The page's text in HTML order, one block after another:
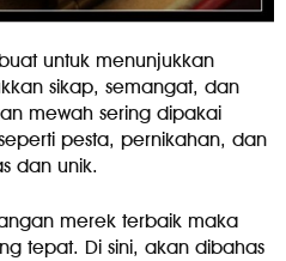
untuk menunjukkan
sikap, semangat, dan
mewah sering dipakai
pesta, pernikahan, dan
dan unik.
merek terbaik maka
tepat. Di sini, akan dibahas